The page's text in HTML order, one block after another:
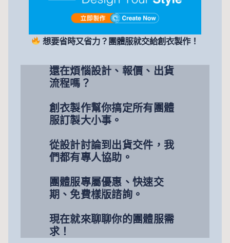
想要省時又省力？團體服就交給創衣製作！
還在煩惱設計、報價、出貨
流程嗎？
創衣製作幫你搞定所有團體
服訂製大小事。
從設計討論到出貨交件，我
們都有專人協助。
團體服專屬優惠、快速交
期、免費樣版諮詢。
現在就來聊聊你的團體服需
求！